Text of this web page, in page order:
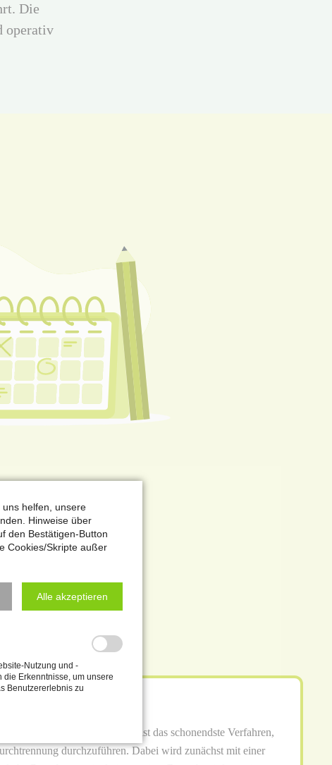
Die
operativ
Vasektomie durch. Dies ist das schonendste Verfahren,
durchzuführen. Dabei wird zunächst mit einer
helfen, unsere
Hinweise über
den Bestätigen-Button
Cookies/Skripte außer
Alle akzeptieren
Nutzung und -
die Erkenntnisse, um unsere
Benutzererlebnis zu